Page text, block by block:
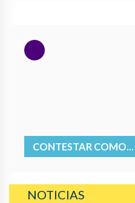
CONTESTAR COMO...
NOTICIAS